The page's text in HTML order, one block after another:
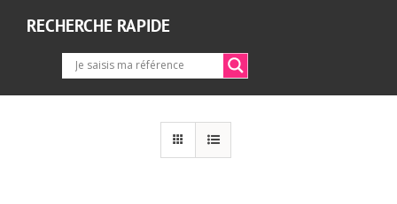
RECHERCHE RAPIDE